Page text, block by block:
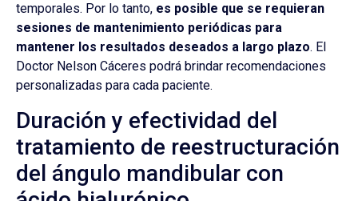
temporales. Por lo tanto, es posible que se requieran
sesiones de mantenimiento periódicas para
mantener los resultados deseados a largo plazo. El
Doctor Nelson Cáceres podrá brindar recomendaciones
personalizadas para cada paciente.
Duración y efectividad del
tratamiento de reestructuración
del ángulo mandibular con